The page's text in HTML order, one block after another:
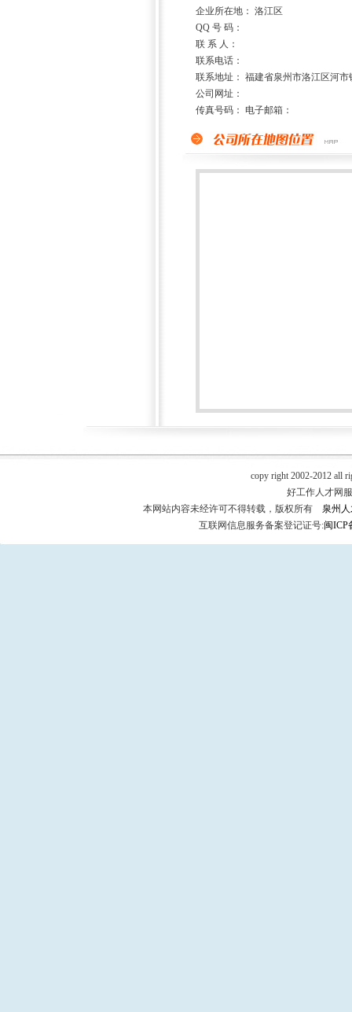
企业所在地： 洛江区
QQ 号 码：
联 系 人：
联系电话：
联系地址： 福建省泉州市洛江区河市
公司网址：
传真号码： 电子邮箱：
copy right 2002-2012 all
好工作人才网
本网站内容未经许可不得转载，版权所有
泉州
互联网信息服务备案登记证号:闽ICP